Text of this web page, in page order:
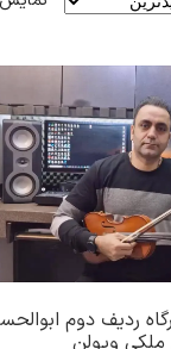
ردیف دوم
ملکی ویولن